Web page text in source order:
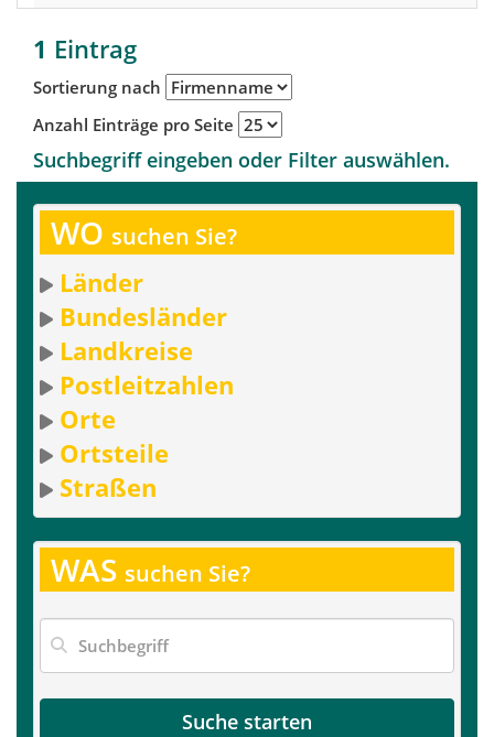
1 Eintrag
Sortierung nach
Anzahl Einträge pro Seite
Suchbegriff eingeben oder Filter auswählen.
WO suchen Sie?
Länder
Bundesländer
Landkreise
Postleitzahlen
Orte
Ortsteile
Straßen
WAS suchen Sie?
Suche starten